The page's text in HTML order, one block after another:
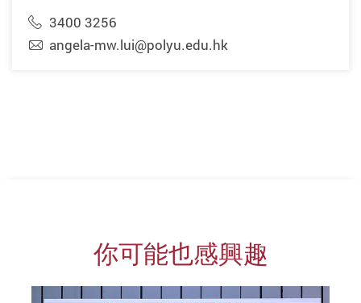
3400 3256
angela-mw.lui@polyu.edu.hk
你可能也感興趣